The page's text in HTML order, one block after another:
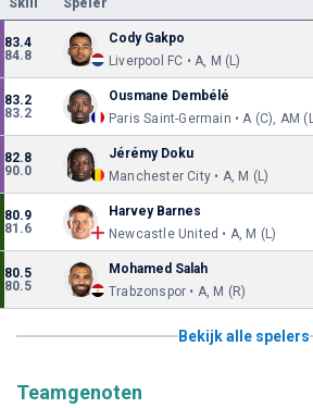
83.4
84.8
Cody Gakpo
Liverpool FC • A, M (L)
83.2
83.2
Ousmane Dembélé
Paris Saint-Germain • A (C), AM
82.8
90.0
Jérémy Doku
Manchester City • A, M (L)
80.9
81.6
Harvey Barnes
Newcastle United • A, M (L)
80.5
80.5
Mohamed Salah
Trabzonspor • A, M (R)
Bekijk alle spelers
Teamgenoten